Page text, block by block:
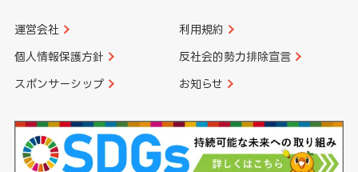
運営会社 利用規約
個人情報保護方針 反社会的勢力排除宣言
スポンサーシップ お知らせ